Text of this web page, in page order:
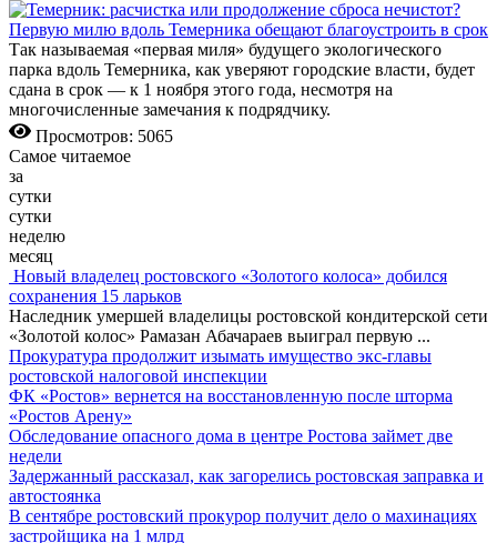
Первую милю вдоль Темерника обещают благоустроить в срок
Так называемая «первая миля» будущего экологического
парка вдоль Темерника, как уверяют городские власти, будет
сдана в срок — к 1 ноября этого года, несмотря на
многочисленные замечания к подрядчику.
Просмотров: 5065
Самое читаемое
за
сутки
сутки
неделю
месяц
Новый владелец ростовского «Золотого колоса» добился
сохранения 15 ларьков
Наследник умершей владелицы ростовской кондитерской сети
«Золотой колос» Рамазан Абачараев выиграл первую ...
Прокуратура продолжит изымать имущество экс-главы
ростовской налоговой инспекции
ФК «Ростов» вернется на восстановленную после шторма
«Ростов Арену»
Обследование опасного дома в центре Ростова займет две
недели
Задержанный рассказал, как загорелись ростовская заправка и
автостоянка
В сентябре ростовский прокурор получит дело о махинациях
застройщика на 1 млрд